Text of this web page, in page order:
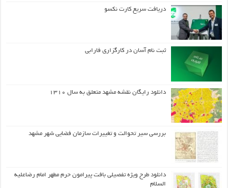
دریافت سریع کارت نکسو
ثبت نام آسان در کارگزاری فارابی
دانلود رایگان نقشه مشهد متعلق به سال ۱۳۱۰
بررسی سیر تحوالت و تغییرات سازمان فضایی شهر مشهد
دانلود طرح ويژه تفصيلي بافت پيرامون حرم مطهر امام رضاعليه
السلام